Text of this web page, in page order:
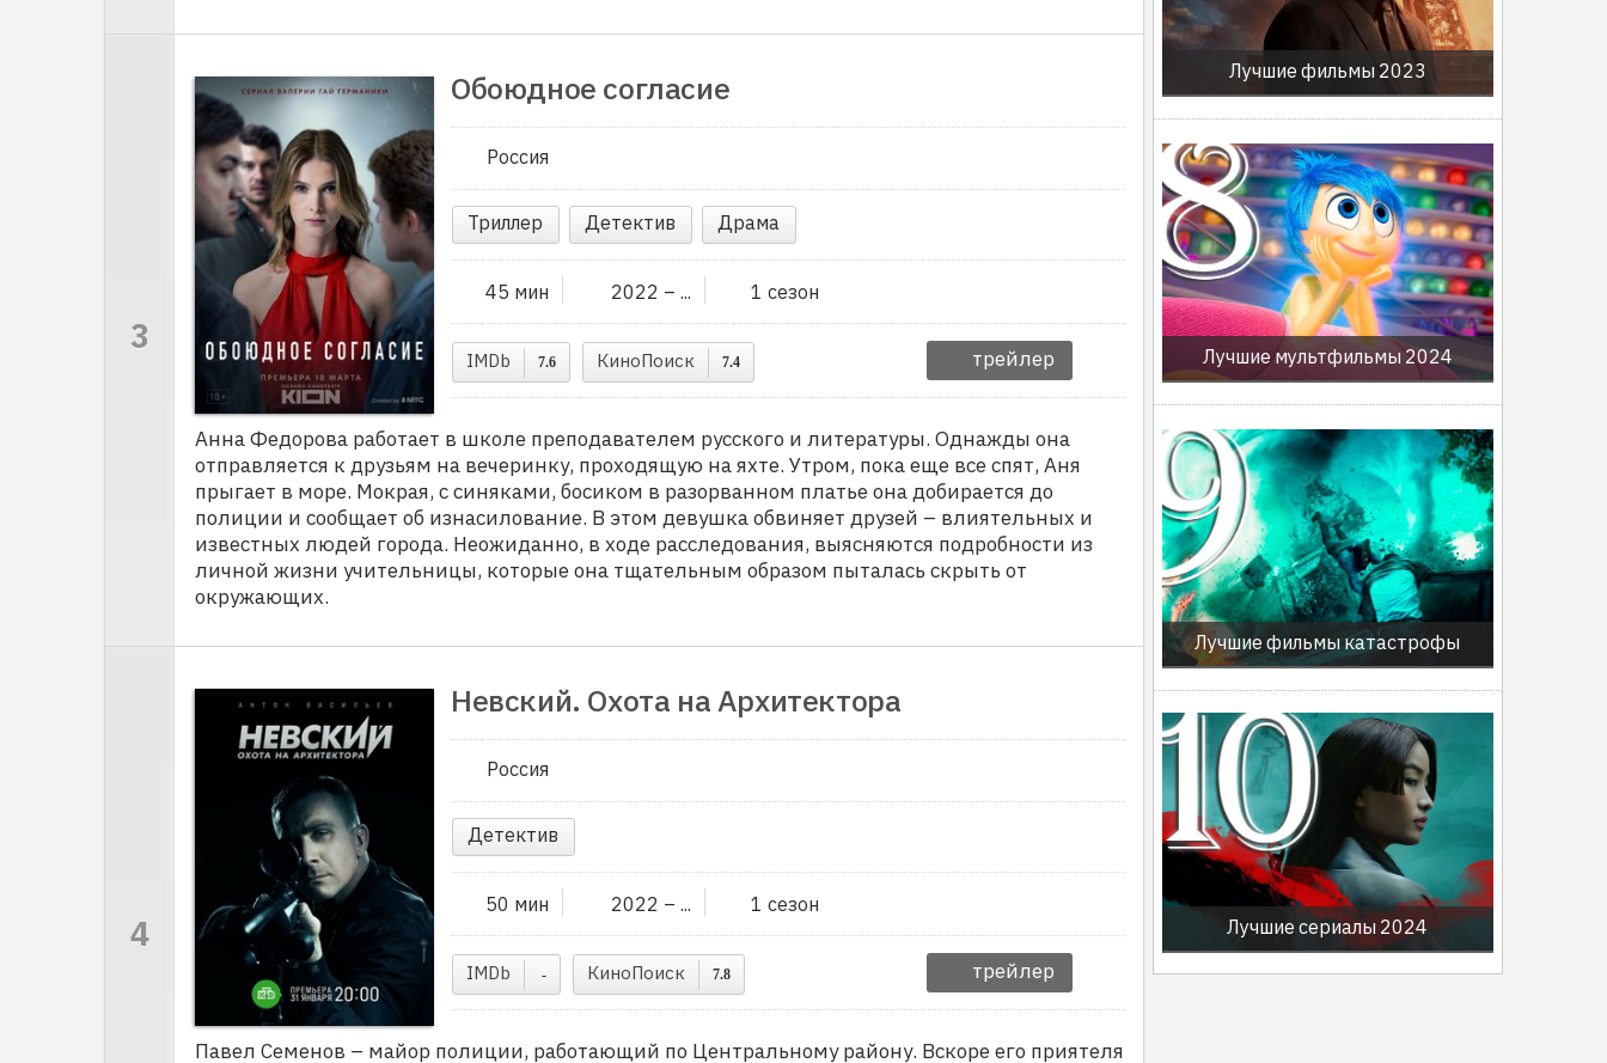
Обоюдное согласие
Россия
Триллер Детектив Драма
45 мин 2022 – ... 1 сезон
IMDb 7.6 КиноПоиск 7.4 трейлер
Анна Федорова работает в школе преподавателем русского и литературы. Однажды она
отправляется к друзьям на вечеринку, проходящую на яхте. Утром, пока еще все спят, Аня
прыгает в море. Мокрая, с синяками, босиком в разорванном платье она добирается до
полиции и сообщает об изнасилование. В этом девушка обвиняет друзей – влиятельных и
известных людей города. Неожиданно, в ходе расследования, выясняются подробности из
личной жизни учительницы, которые она тщательным образом пыталась скрыть от
окружающих.
Невский. Охота на Архитектора
Россия
Детектив
50 мин 2022 – ... 1 сезон
IMDb - КиноПоиск 7.8 трейлер
Павел Семенов – майор полиции, работающий по Центральному району. Вскоре его приятеля
Лучшие фильмы 2023
Лучшие мультфильмы 2024
Лучшие фильмы катастрофы
Лучшие сериалы 2024